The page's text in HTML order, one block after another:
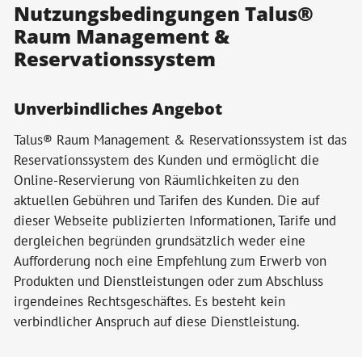
Nutzungsbedingungen Talus®
Raum Management &
Reservationssystem
Unverbindliches Angebot
Talus® Raum Management & Reservationssystem ist das
Reservationssystem des Kunden und ermöglicht die
Online-Reservierung von Räumlichkeiten zu den
aktuellen Gebühren und Tarifen des Kunden. Die auf
dieser Webseite publizierten Informationen, Tarife und
dergleichen begründen grundsätzlich weder eine
Aufforderung noch eine Empfehlung zum Erwerb von
Produkten und Dienstleistungen oder zum Abschluss
irgendeines Rechtsgeschäftes. Es besteht kein
verbindlicher Anspruch auf diese Dienstleistung.